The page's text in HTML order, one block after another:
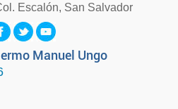
Escalón, San Salvador
Manuel Ungo